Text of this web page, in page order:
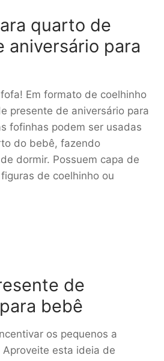
quarto de
aniversário para
Em formato de coelhinho
presente de aniversário para
fofinhas podem ser usadas
do bebê, fazendo
dormir. Possuem capa de
de coelhinho ou
de
bebê
os pequenos a
esta ideia de